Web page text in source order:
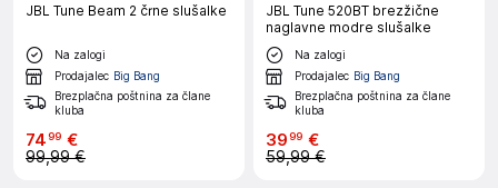
JBL Tune Beam 2 črne slušalke
Na zalogi
Prodajalec Big Bang
Brezplačna poštnina za člane
kluba
7499 €
99,99 €
JBL Tune 520BT brezžične
naglavne modre slušalke
Na zalogi
Prodajalec Big Bang
Brezplačna poštnina za člane
kluba
3999 €
59,99 €